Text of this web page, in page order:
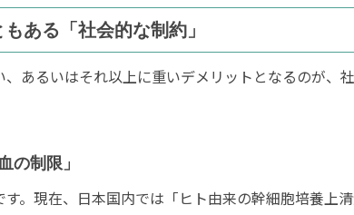
ある「社会的な制約」
あるいはそれ以上に重いデメリットとなるのが、
の制限」
。現在、日本国内では「ヒト由来の幹細胞培養上